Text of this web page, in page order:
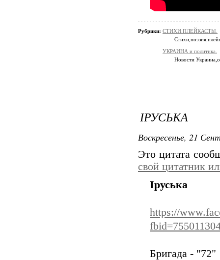
Рубрики: СТИХИ.ПЛЕЙКАСТЫ.
УКРАИНА и политика.
Новости
ІРУСЬКА
Воскресенье, 21
Это цитата
свой цитатник
Іруська
https://
Бригада - "72"